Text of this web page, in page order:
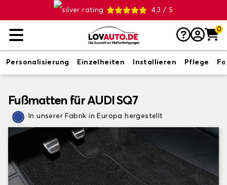
4,3 / 5
0
Personalisierung Einzelheiten Installieren Pflege
Fußmatten für AUDI SQ7
In unserer Fabrik in Europa hergestellt